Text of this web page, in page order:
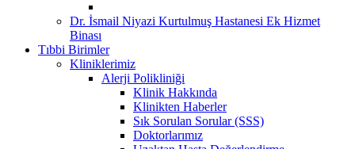
Dr. İsmail Niyazi Kurtulmuş Hastanesi Ek Hizmet
Binası
Tıbbi Birimler
Kliniklerimiz
Alerji Polikliniği
Klinik Hakkında
Klinikten Haberler
Sık Sorulan Sorular (SSS)
Doktorlarımız